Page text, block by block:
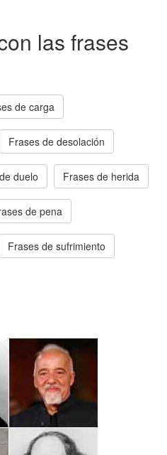
las frases
de carga
Frases de desolación
duelo Frases de herida
de pena
Frases de sufrimiento